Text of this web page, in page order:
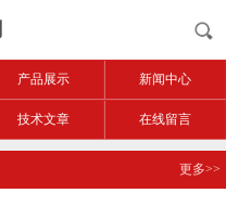
产品展示 新闻中心
技术文章 在线留言
更多>>